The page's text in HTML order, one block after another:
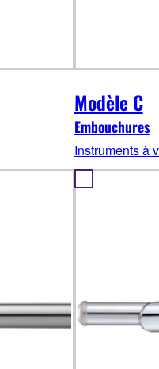
Modèle C
Embouchures
Instruments à